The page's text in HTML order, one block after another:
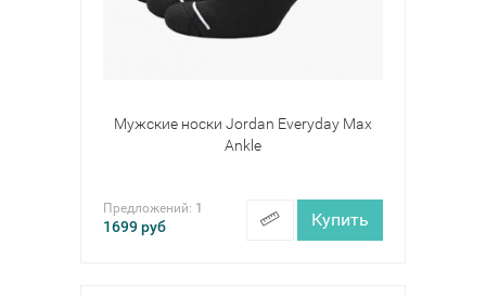
Мужские носки Jordan Everyday Max
Ankle
Предложений: 1
1699руб Купить